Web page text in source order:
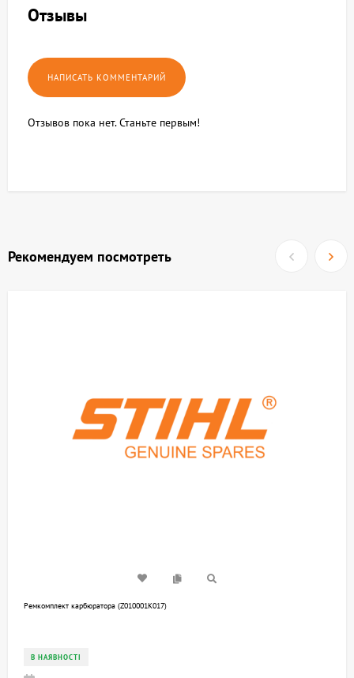
Отзывы
Отзывов пока нет. Станьте первым!
Рекомендуем посмотреть
Ремкомплект карбюратора (Z010001K017)
В НАЯВНОСТІ